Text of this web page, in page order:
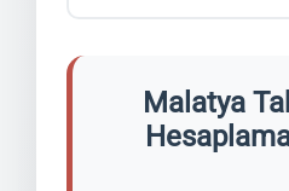
Malatya